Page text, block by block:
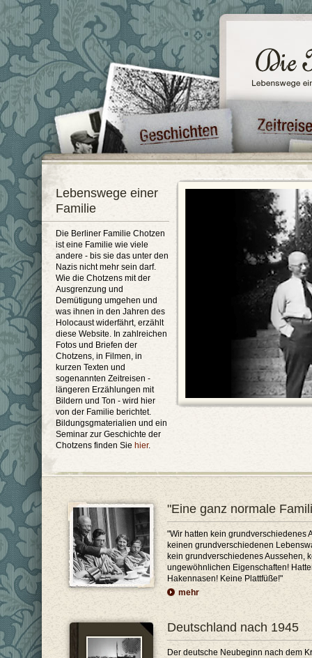
Lebenswege einer
Familie
Die Berliner Familie Chotzen
ist eine Familie wie viele
andere - bis sie das unter den
Nazis nicht mehr sein darf.
Wie die Chotzens mit der
Ausgrenzung und
Demütigung umgehen und
was ihnen in den Jahren des
Holocaust widerfährt, erzählt
diese Website. In zahlreichen
Fotos und Briefen der
Chotzens, in Filmen, in
kurzen Texten und
sogenannten Zeitreisen -
längeren Erzählungen mit
Bildern und Ton - wird hier
von der Familie berichtet.
Bildungsgmaterialien und ein
Seminar zur Geschichte der
Chotzens finden Sie hier.
"Eine ganz normale
"Wir hatten kein grundverschiedenes
keinen grundverschiedenen
kein grundverschiedenes Aussehen,
ungewöhnlichen Eigenschaften!
Hakennasen! Keine Plattfüße!"
mehr
Deutschland nach 1945
Der deutsche Neubeginn nach dem